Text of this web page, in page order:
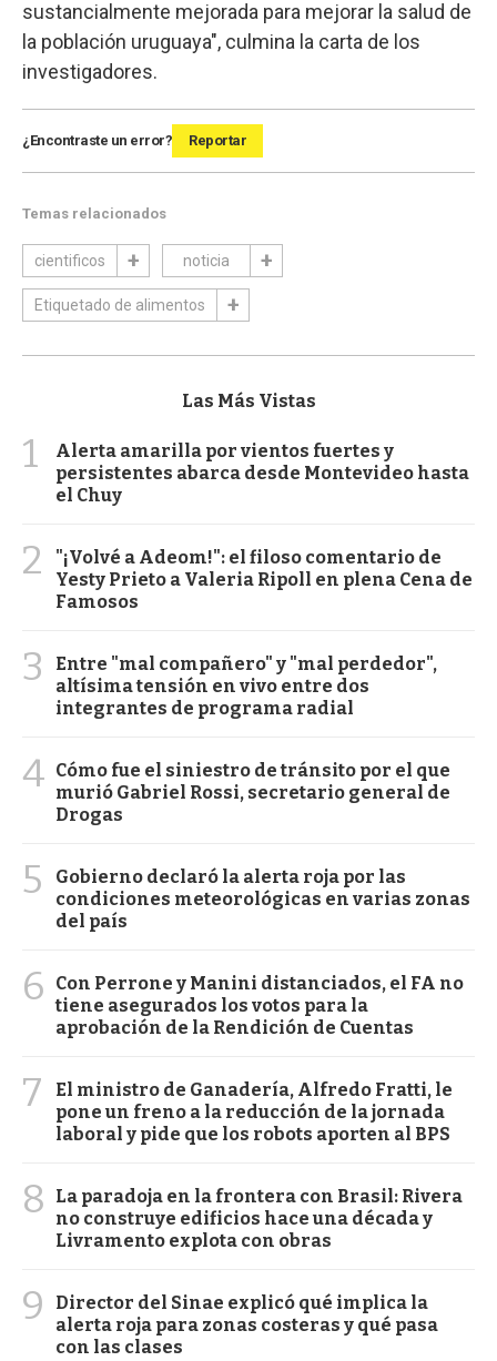
sustancialmente mejorada para mejorar la salud de
la población uruguaya", culmina la carta de los
investigadores.
¿Encontraste un error? Reportar
Temas relacionados
cientificos noticia
Etiquetado de alimentos
Las Más Vistas
1
Alerta amarilla por vientos fuertes y
persistentes abarca desde Montevideo hasta
el Chuy
2
"¡Volvé a Adeom!": el filoso comentario de
Yesty Prieto a Valeria Ripoll en plena Cena de
Famosos
3
Entre "mal compañero" y "mal perdedor",
altísima tensión en vivo entre dos
integrantes de programa radial
4 Cómo fue el siniestro de tránsito por el que
murió Gabriel Rossi, secretario general de
Drogas
5
Gobierno declaró la alerta roja por las
condiciones meteorológicas en varias zonas
del país
6
Con Perrone y Manini distanciados, el FA no
tiene asegurados los votos para la
aprobación de la Rendición de Cuentas
7
El ministro de Ganadería, Alfredo Fratti, le
pone un freno a la reducción de la jornada
laboral y pide que los robots aporten al BPS
8
La paradoja en la frontera con Brasil: Rivera
no construye edificios hace una década y
Livramento explota con obras
9
Director del Sinae explicó qué implica la
alerta roja para zonas costeras y qué pasa
con las clases